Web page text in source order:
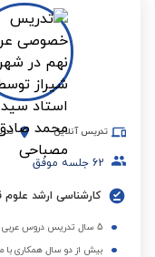
تدریس آنلاین
62 جلسه موفق
کارشناسی ارشد علوم
5 سال تدریس دروس عربی متوسطه به صورت خصوصی
بیش از دو سال همکاری با